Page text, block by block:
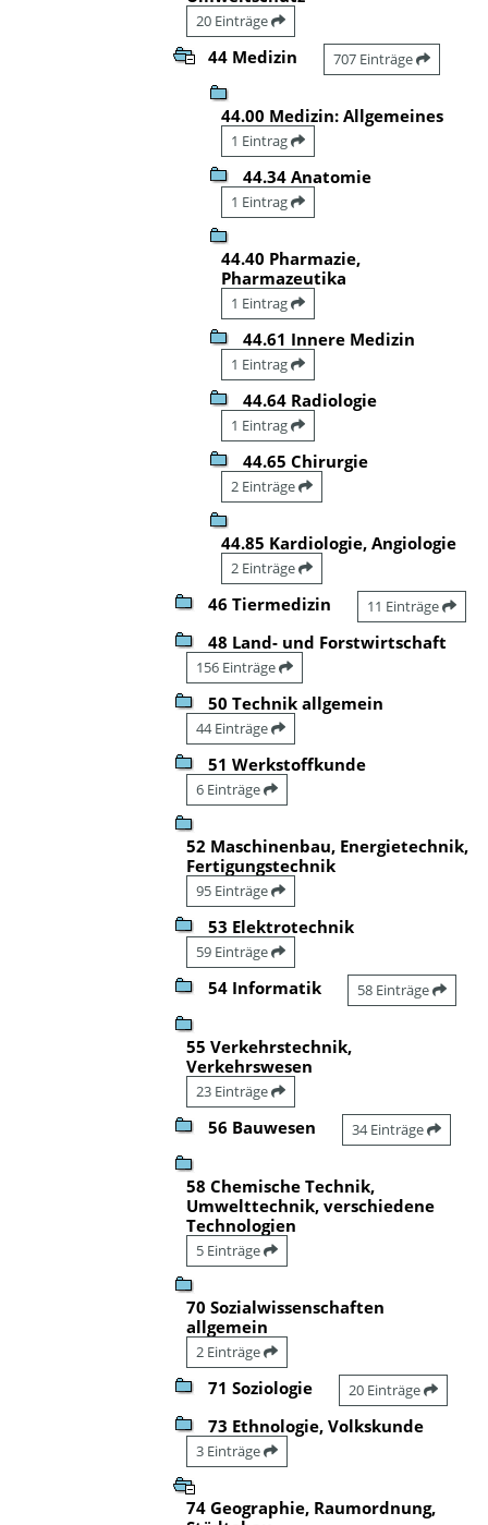
20 Einträge
44 Medizin 707 Einträge
44.00 Medizin: Allgemeines
1 Eintrag
44.34 Anatomie
1 Eintrag
44.40 Pharmazie,
Pharmazeutika
1 Eintrag
44.61 Innere Medizin
1 Eintrag
44.64 Radiologie
1 Eintrag
44.65 Chirurgie
2 Einträge
44.85 Kardiologie, Angiologie
2 Einträge
46 Tiermedizin 11 Einträge
48 Land- und Forstwirtschaft
156 Einträge
50 Technik allgemein
44 Einträge
51 Werkstoffkunde
6 Einträge
52 Maschinenbau, Energietechnik,
Fertigungstechnik
95 Einträge
53 Elektrotechnik
59 Einträge
54 Informatik 58 Einträge
55 Verkehrstechnik,
Verkehrswesen
23 Einträge
56 Bauwesen 34 Einträge
58 Chemische Technik,
Umwelttechnik, verschiedene
Technologien
5 Einträge
70 Sozialwissenschaften
allgemein
2 Einträge
71 Soziologie 20 Einträge
73 Ethnologie, Volkskunde
3 Einträge
74 Geographie, Raumordnung,